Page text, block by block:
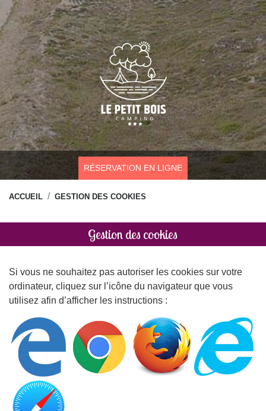
RÉSERVATION EN LIGNE
ACCUEIL GESTION DES COOKIES
Gestion des cookies
Si vous ne souhaitez pas autoriser les cookies sur votre
ordinateur, cliquez sur l’icône du navigateur que vous
utilisez afin d’afficher les instructions :